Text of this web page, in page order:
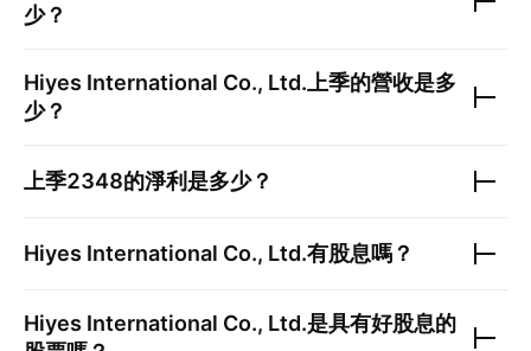
少？
Hiyes International Co., Ltd. 上季的營收是多
少？
上季2348的淨利是多少？
Hiyes International Co., Ltd.有股息嗎？
Hiyes International Co., Ltd.是具有好股息的